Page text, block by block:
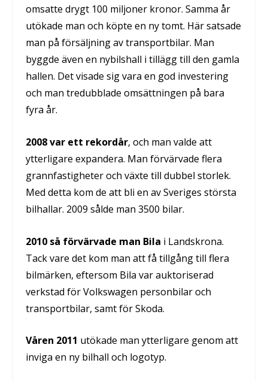
omsatte drygt 100 miljoner kronor. Samma år
utökade man och köpte en ny tomt. Här satsade
man på försäljning av transportbilar. Man
byggde även en nybilshall i tillägg till den gamla
hallen. Det visade sig vara en god investering
och man tredubblade omsättningen på bara
fyra år.
2008 var ett rekordår, och man valde att
ytterligare expandera. Man förvärvade flera
grannfastigheter och växte till dubbel storlek.
Med detta kom de att bli en av Sveriges största
bilhallar. 2009 sålde man 3500 bilar.
2010 så förvärvade man Bila i Landskrona.
Tack vare det kom man att få tillgång till flera
bilmärken, eftersom Bila var auktoriserad
verkstad för Volkswagen personbilar och
transportbilar, samt för Skoda.
Våren 2011 utökade man ytterligare genom att
inviga en ny bilhall och logotyp.